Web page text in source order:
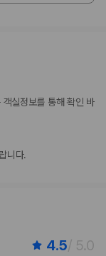
일에 이용 가능합니
수 있습니다.
13000(대략적인
요금 및 보증금은 세전
실정보를 통해 확인 바
니다.
4.5/ 5.0